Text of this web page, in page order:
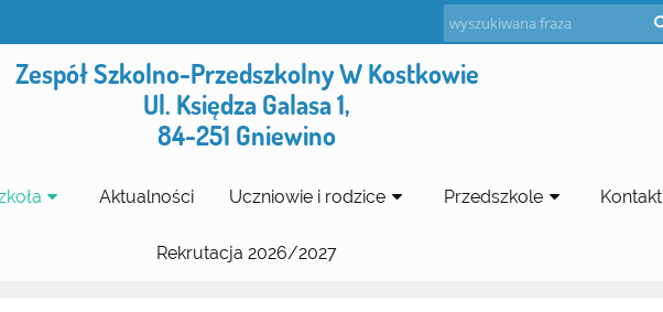
Zespół Szkolno-Przedszkolny W Kostkowie
Ul. Księdza Galasa 1,
84-251 Gniewino
Aktualności Uczniowie i rodzice Przedszkole Kontakt
Rekrutacja 2026/2027